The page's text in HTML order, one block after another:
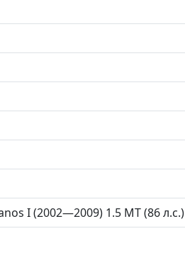
I (2002—2009) 1.5 MT (86 л.с.)